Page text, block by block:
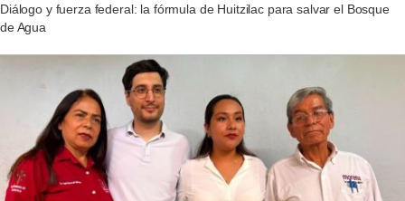
Diálogo y fuerza federal: la fórmula de Huitzilac para salvar el Bosque
de Agua